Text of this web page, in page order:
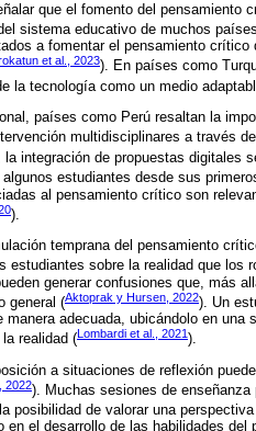
que el fomento del pensamiento
sistema educativo de muchos
a fomentar el pensamiento
et al., 2023). En países como
la tecnología como un medio
países como Perú resaltan la
multidisciplinares a través
integración de propuestas digitales
estudiantes desde sus
al pensamiento crítico son
).
temprana del pensamiento
estudiantes sobre la realidad que los
generar confusiones que, más
general (Aktoprak y Hursen, 2022). Un
manera adecuada, ubicándolo en
realidad (Lombardi et al., 2021).
a situaciones de reflexión
2022). Muchas sesiones de enseñanza
posibilidad de valorar una
en el desarrollo de las habilidades